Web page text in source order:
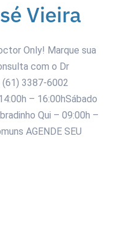
Vieira
Only! Marque sua
com o Dr
(61) 3387-6002
– 16:00hSábado
Qui – 09:00h –
AGENDE SEU